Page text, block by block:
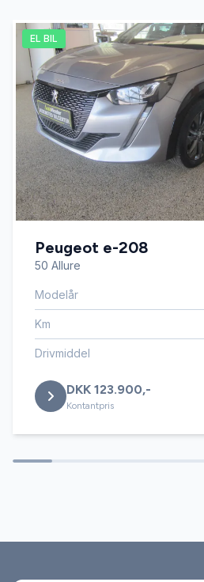
El-spejle
Højdejusterbart førersæde
Imiteret læder
Isofix
Læderrat
Ratgearskifte
Splitbagsæder
Sædevarme
EL BIL
Peugeot e-208
50 Allure
Modelår
Km
Drivmiddel
DKK 123.900,-
Kontantpris